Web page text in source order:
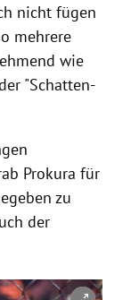
nicht fügen
mehrere
wie
"Schatten-
Prokura für
zu
der